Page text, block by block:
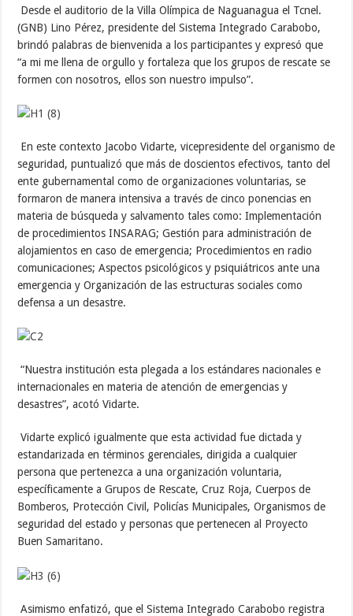
Desde el auditorio de la Villa Olímpica de Naguanagua el Tcnel.
(GNB) Lino Pérez, presidente del Sistema Integrado Carabobo,
brindó palabras de bienvenida a los participantes y expresó que
“a mi me llena de orgullo y fortaleza que los grupos de rescate se
formen con nosotros, ellos son nuestro impulso”.
En este contexto Jacobo Vidarte, vicepresidente del organismo de
seguridad, puntualizó que más de doscientos efectivos, tanto del
ente gubernamental como de organizaciones voluntarias, se
formaron de manera intensiva a través de cinco ponencias en
materia de búsqueda y salvamento tales como: Implementación
de procedimientos INSARAG; Gestión para administración de
alojamientos en caso de emergencia; Procedimientos en radio
comunicaciones; Aspectos psicológicos y psiquiátricos ante una
emergencia y Organización de las estructuras sociales como
defensa a un desastre.
“Nuestra institución esta plegada a los estándares nacionales e
internacionales en materia de atención de emergencias y
desastres”, acotó Vidarte.
Vidarte explicó igualmente que esta actividad fue dictada y
estandarizada en términos gerenciales, dirigida a cualquier
persona que pertenezca a una organización voluntaria,
específicamente a Grupos de Rescate, Cruz Roja, Cuerpos de
Bomberos, Protección Civil, Policías Municipales, Organismos de
seguridad del estado y personas que pertenecen al Proyecto
Buen Samaritano.
Asimismo enfatizó, que el Sistema Integrado Carabobo registra